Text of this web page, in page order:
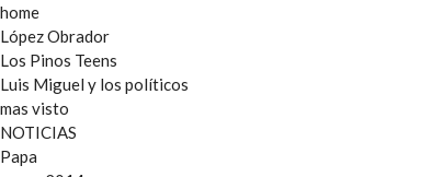
home
López Obrador
Los Pinos Teens
Luis Miguel y los políticos
mas visto
NOTICIAS
Papa